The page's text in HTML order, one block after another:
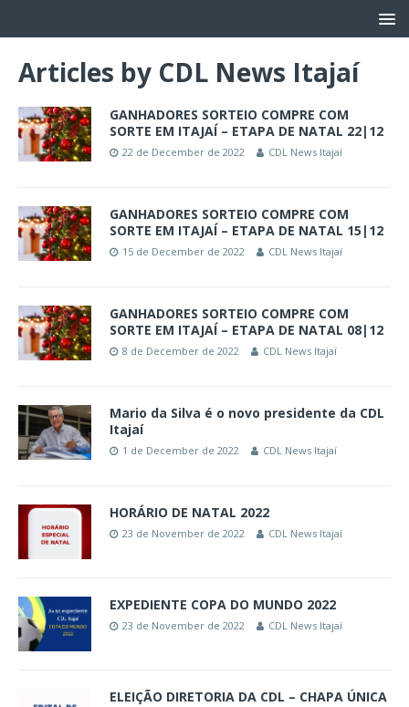
Articles by CDL News Itajaí
GANHADORES SORTEIO COMPRE COM
SORTE EM ITAJAÍ – ETAPA DE NATAL 22|12
22 de December de 2022 CDL News Itajaí
GANHADORES SORTEIO COMPRE COM
SORTE EM ITAJAÍ – ETAPA DE NATAL 15|12
15 de December de 2022 CDL News Itajaí
GANHADORES SORTEIO COMPRE COM
SORTE EM ITAJAÍ – ETAPA DE NATAL 08|12
8 de December de 2022 CDL News Itajaí
Mario da Silva é o novo presidente da CDL
Itajaí
1 de December de 2022 CDL News Itajaí
HORÁRIO DE NATAL 2022
23 de November de 2022 CDL News Itajaí
EXPEDIENTE COPA DO MUNDO 2022
23 de November de 2022 CDL News Itajaí
ELEIÇÃO DIRETORIA DA CDL – CHAPA ÚNICA